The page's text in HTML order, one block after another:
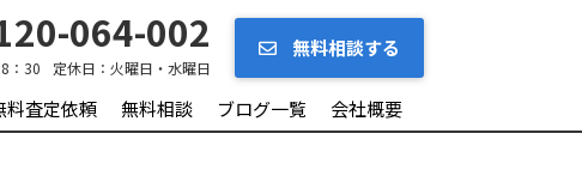
064-002
：30 定休日： 火曜日・水曜日
無料相談する
料査定依頼 無料相談 ブログ一覧 会社概要